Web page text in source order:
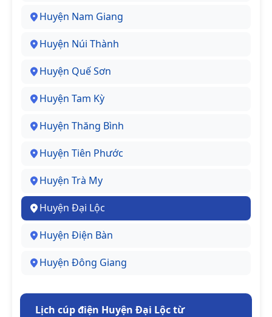
Huyện Nam Giang
Huyện Núi Thành
Huyện Quế Sơn
Huyện Tam Kỳ
Huyện Thăng Bình
Huyện Tiên Phước
Huyện Trà My
Huyện Đại Lộc
Huyện Điện Bàn
Huyện Đông Giang
Lịch cúp điện Huyện Đại Lộc từ